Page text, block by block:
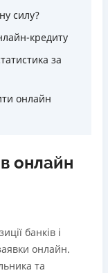
силу?
кредиту
за
онлайн
онлайн
банків і
онлайн.
та